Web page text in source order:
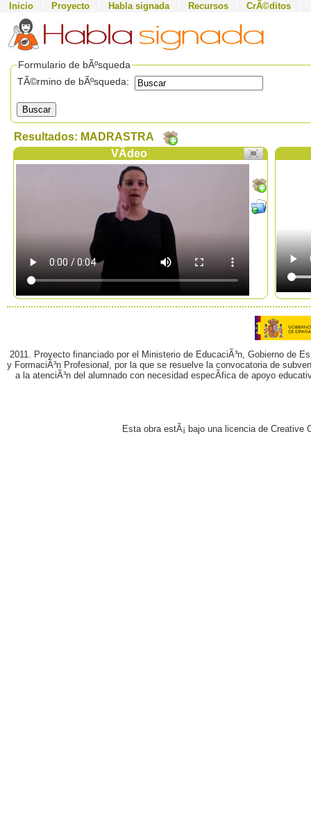
Inicio Proyecto Habla signada Recursos CrÃ©ditos
Formulario de bÃºsqueda
TÃ©rmino de bÃºsqueda:
Buscar
Resultados: MADRASTRA
VÃ­deo
2011. Proyecto financiado por el Ministerio de EducaciÃ³n, Gobierno de
y FormaciÃ³n Profesional, por la que se resuelve la convocatoria de
a la atenciÃ³n del alumnado con necesidad especÃ­fica de apoyo
Esta obra estÃ¡ bajo una licencia de Creative